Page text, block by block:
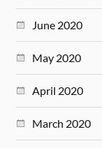
June 2020
May 2020
April 2020
March 2020